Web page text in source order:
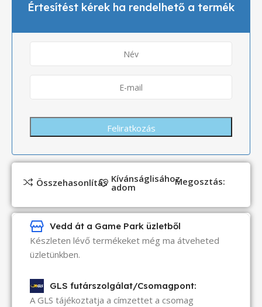
Értesítést kérek ha rendelhető a termék
Összehasonlítás Kívánságlisához
adom Megosztás:
Vedd át a Game Park üzletből
Készleten lévő termékeket még ma átveheted
üzletünkben.
GLS futárszolgálat/Csomagpont:
A GLS tájékoztatja a címzettet a csomag